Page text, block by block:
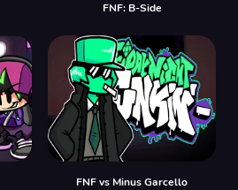
FNF: B-Side
FNF vs Minus Garcello